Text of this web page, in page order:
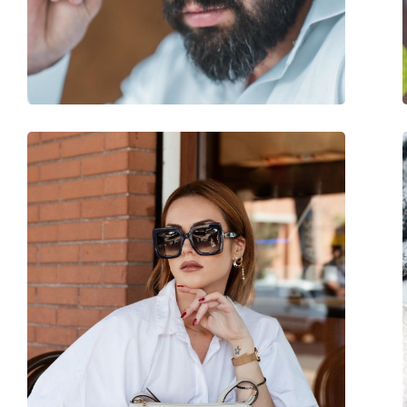
Lățimea punții nazale:
24 mm
Greutate:
140 g
Pernițe reglabile pentru nas:
Nu
Balama flexibilă:
Da
Accesorii
Suport:
Nu
Lavetă pentru curățat:
Nu
Altele
Sex:
Unisex
Categorie:
Ochelari de soare
Izipizi
Utilizare:
Modă
Cod:
Sun #C Blue